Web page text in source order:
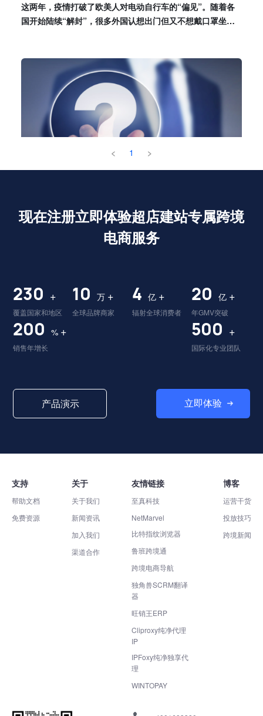
这两年，疫情打破了欧美人对电动自行车的“偏见”。随着各
国开始陆续“解封”，很多外国认想出门但又不想戴口罩坐公
日前，亚马逊宣布2022年亚马逊Prime会员日将在今年7月举
行，活动将覆盖亚马逊全球超过20个站点。为了帮助卖家顺
利备战年度销售旺季，亚马逊在仓储物流、品牌打造、合
< 1 >
现在注册立即体验超店建站专属跨境
电商服务
230 +
覆盖国家和地区
10 万 +
全球品牌商家
4 亿 +
辐射全球消费者
20 亿 +
年GMV突破
200 % +
销售年增长
500 +
国际化专业团队
产品演示 立即体验
支持
帮助文档
免费资源
关于
关于我们
新闻资讯
加入我们
渠道合作
友情链接
至真科技
NetMarvel
比特指纹浏览器
鲁班跨境通
跨境电商导航
独角兽SCRM翻译
器
旺销王ERP
Cliproxy纯净代理
IP
IPFoxy纯净独享代
理
WINTOPAY
博客
运营干货
投放技巧
跨境新闻